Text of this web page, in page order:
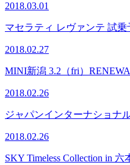
2018.03.01
マセラティ レヴァンテ 試乗
2018.02.27
MINI新潟 3.2（fri）
2018.02.26
ジャパンインターナショナ
2018.02.26
SKY Timeless Collection in